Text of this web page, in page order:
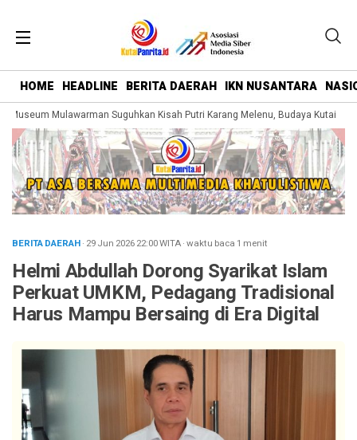
HOME HEADLINE BERITA DAERAH IKN NUSANTARA
Mulawarman Suguhkan Kisah Putri Karang Melenu, Budaya Kutai
BERITA DAERAH· 29 Jun 202622:00WITA·waktu baca 1 menit
Helmi Abdullah Dorong Syarikat Islam
Perkuat UMKM, Pedagang Tradisional
Harus Mampu Bersaing di Era Digital